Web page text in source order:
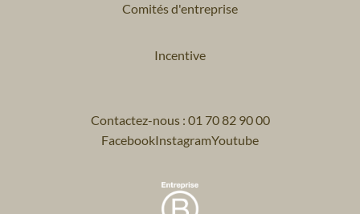
Comités d'entreprise
Incentive
Contactez-nous : 01 70 82 90 00
FacebookInstagramYoutube